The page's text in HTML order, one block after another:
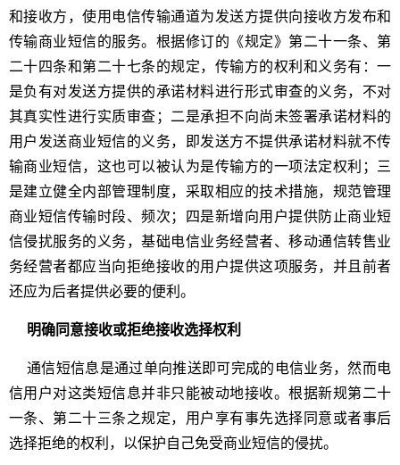
和接收方，使用电信传输通道为发送方提供向接收方发布和
传输商业短信的服务。根据修订的《规定》第二十一条、第
二十四条和第二十七条的规定，传输方的权利和义务有：一
是负有对发送方提供的承诺材料进行形式审查的义务，不对
其真实性进行实质审查；二是承担不向尚未签署承诺材料的
用户发送商业短信的义务，即发送方不提供承诺材料就不传
输商业短信，这也可以被认为是传输方的一项法定权利；三
是建立健全内部管理制度，采取相应的技术措施，规范管理
商业短信传输时段、频次；四是新增向用户提供防止商业短
信侵扰服务的义务，基础电信业务经营者、移动通信转售业
务经营者都应当向拒绝接收的用户提供这项服务，并且前者
还应为后者提供必要的便利。
明确同意接收或拒绝接收选择权利
通信短信息是通过单向推送即可完成的电信业务，然而电
信用户对这类短信息并非只能被动地接收。根据新规第二十
一条、第二十三条之规定，用户享有事先选择同意或者事后
选择拒绝的权利，以保护自己免受商业短信的侵扰。